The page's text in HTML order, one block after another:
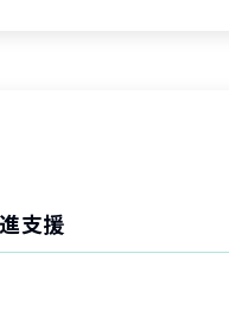
支援